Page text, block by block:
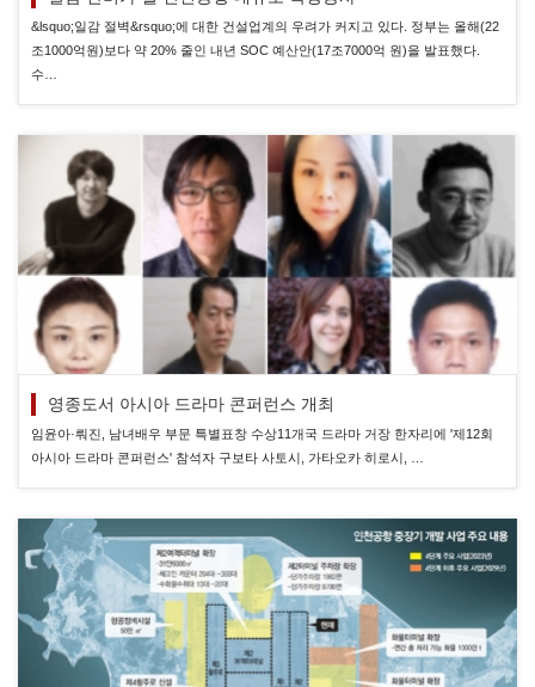
&lsquo;일감 절벽&rsquo;에 대한 건설업계의 우려가 커지고 있다. 정부는 올해(22
조1000억원)보다 약 20% 줄인 내년 SOC 예산안(17조7000억 원)을 발표했다.
수…
영종도서 아시아 드라마 콘퍼런스 개최
임윤아·뤄진, 남녀배우 부문 특별표창 수상11개국 드라마 거장 한자리에 '제12회
아시아 드라마 콘퍼런스' 참석자 구보타 사토시, 가타오카 히로시, …